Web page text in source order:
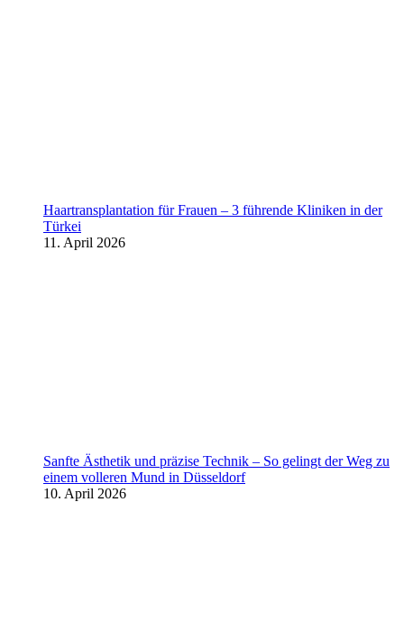
Haartransplantation für Frauen – 3 führende Kliniken in der
Türkei
11. April 2026
Sanfte Ästhetik und präzise Technik – So gelingt der Weg zu
einem volleren Mund in Düsseldorf
10. April 2026